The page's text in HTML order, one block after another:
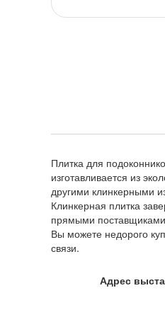
Плитка для
изготавливается из
другими клинкерными
Клинкерная плитка
прямыми
Вы можете недорого
связи.
Адрес